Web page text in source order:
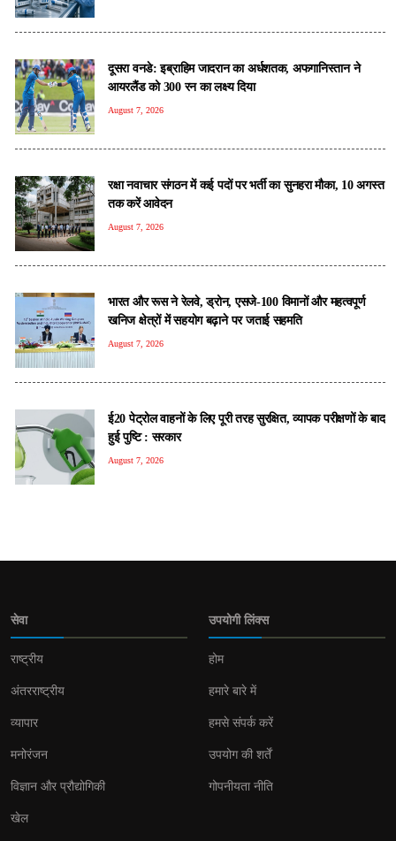
दूसरा वनडे: इब्राहिम जादरान का अर्धशतक, अफगानिस्तान ने
आयरलैंड को 300 रन का लक्ष्य दिया
August 7, 2026
रक्षा नवाचार संगठन में कई पदों पर भर्ती का सुनहरा मौका, 10 अगस्त
तक करें आवेदन
August 7, 2026
भारत और रूस ने रेलवे, ड्रोन, एसजे-100 विमानों और महत्वपूर्ण
खनिज क्षेत्रों में सहयोग बढ़ाने पर जताई सहमति
August 7, 2026
ई20 पेट्रोल वाहनों के लिए पूरी तरह सुरक्षित, व्यापक परीक्षणों के बाद
हुई पुष्टि : सरकार
August 7, 2026
सेवा
राष्ट्रीय
अंतरराष्ट्रीय
व्यापार
मनोरंजन
विज्ञान और प्रौद्योगिकी
खेल
उपयोगी लिंक्स
होम
हमारे बारे में
हमसे संपर्क करें
उपयोग की शर्तें
गोपनीयता नीति